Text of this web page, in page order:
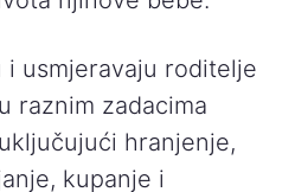
i usmjeravaju roditelje
raznim zadacima
hranjenje,
kupanje i